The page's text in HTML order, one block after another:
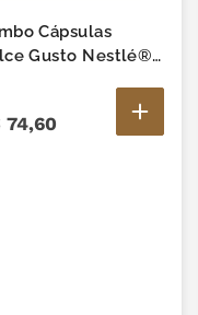
Cápsulas
Gusto Nestlé®
Chokonut Forno
74,60